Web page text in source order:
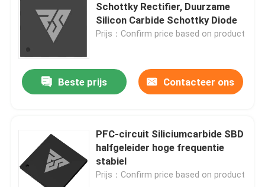
Schottky Rectifier, Duurzame
Silicon Carbide Schottky Diode
Prijs：Confirm price based on product
Beste prijs Contacteer ons
PFC-circuit Siliciumcarbide SBD
halfgeleider hoge frequentie
stabiel
Prijs：Confirm price based on product